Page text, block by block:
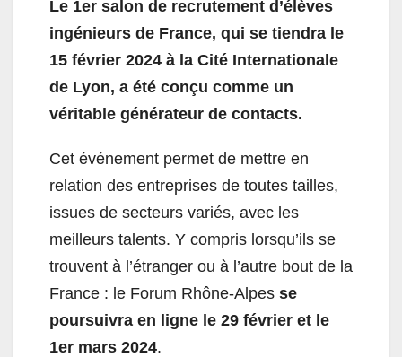
Le 1er salon de recrutement d’élèves
ingénieurs de France, qui se tiendra le
15 février 2024 à la Cité Internationale
de Lyon, a été conçu comme un
véritable générateur de contacts.
Cet événement permet de mettre en
relation des entreprises de toutes tailles,
issues de secteurs variés, avec les
meilleurs talents. Y compris lorsqu’ils se
trouvent à l’étranger ou à l’autre bout de la
France : le Forum Rhône-Alpes se
poursuivra en ligne le 29 février et le
1er mars 2024.